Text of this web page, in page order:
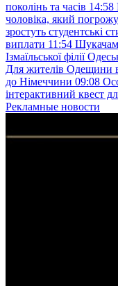
поколінь та часів 14:58
чоловіка, який
зростуть студентські
виплати 11:54 Шукачам
Ізмаїльської філії
Для жителів Одещини
до Німеччини 09:08
інтерактивний квест
Рекламные новости